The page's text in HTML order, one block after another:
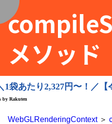
メソッド
WebGLRenderingContext＞